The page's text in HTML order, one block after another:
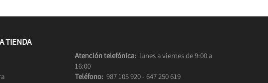
TIENDA
Atención telefónica: lunes a viernes de 9:00 a
16:00
Teléfono: 987 105 920- 647 250 619